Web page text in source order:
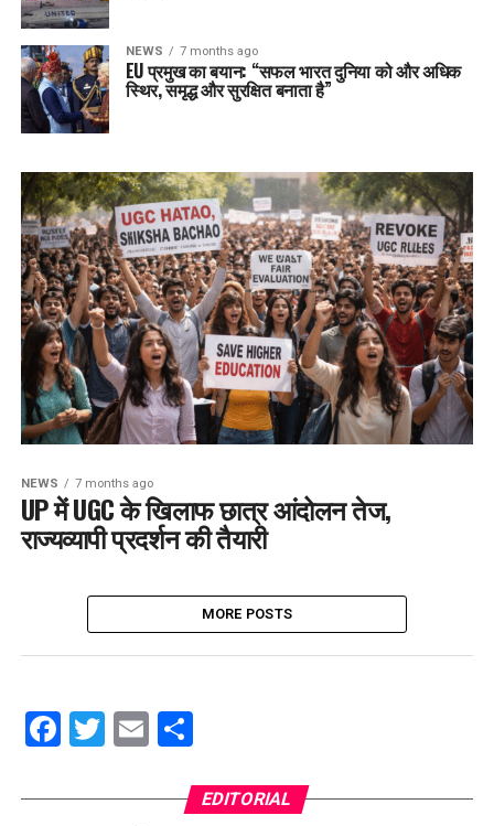
NEWS 7 months ago
EU प्रमुख का बयान: “सफल भारत दुनिया को और अधिक
स्थिर, समृद्ध और सुरक्षित बनाता है”
NEWS 7 months ago
UP में UGC के खिलाफ छात्र आंदोलन तेज,
राज्यव्यापी प्रदर्शन की तैयारी
MORE POSTS
Facebook
Twitter
EmailShare
EDITORIAL